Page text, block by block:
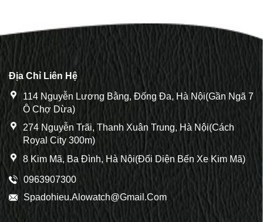
Địa Chỉ Liên Hệ
114 Nguyễn Lương Bằng, Đống Đa, Hà Nội(Gần Ngã 7
Ô Chợ Dừa)
274 Nguyễn Trãi, Thanh Xuân Trung, Hà Nội(Cách
Royal City 300m)
8 Kim Mã, Ba Đình, Hà Nội(Đối Diện Bến Xe Kim Mã)
0963907300
Spadohieu.alowatch@gmail.com